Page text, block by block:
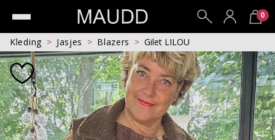
0
Kleding Jasjes Blazers Gilet LILOU